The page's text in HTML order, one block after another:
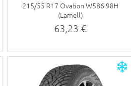
215/55 R17 Ovation W586 98H
(Lamell)
63,23 €